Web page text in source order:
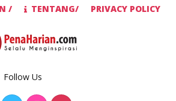
/ TENTANG/ PRIVACY POLICY
Follow Us